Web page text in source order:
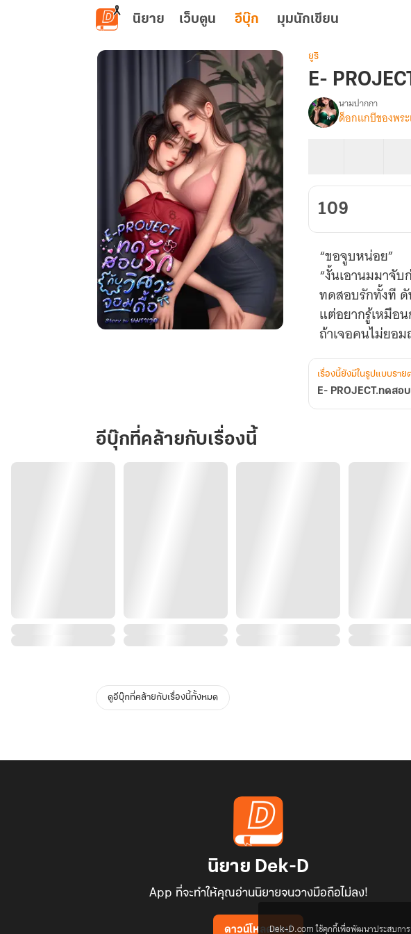
ข้ามไปยังเนื้อหาหลัก
นิยาย เว็บตูน อีบุ๊ก มุมนักเขียน
จอม
ยูริ
E-
เรื่องE-
PROJECT.ทดสอบ
จอม
ดื้อ
E-
นามปากกา
ด็อกแกบีของพระ
109
“ขอจูบหน่อย”
“งั้นเอานมมาจับ
ทดสอบรักทั้งที
แต่อยากรู้เหมือ
เรื่องนี้ยังมีในรูปแบบราย
E- PROJECT.ทดส
อีบุ๊กที่คล้ายกับเรื่องนี้
ดูอีบุ๊กที่คล้ายกับเรื่องนี้ทั้งหมด
นิยาย Dek-D
App ที่จะทำให้คุณอ่านนิยายจนวางมือถือไม่ลง!
ดาวน์โหลดแอปDek-D.com ใช้คุกกี้เพื่อพัฒนาประสบกา